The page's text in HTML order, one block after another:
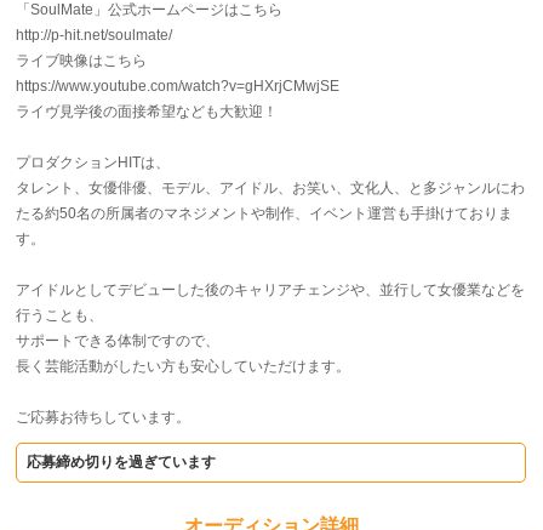
「SoulMate」公式ホームページはこちら
http://p-hit.net/soulmate/
ライブ映像はこちら
https://www.youtube.com/watch?v=gHXrjCMwjSE
ライヴ見学後の面接希望なども大歓迎！
プロダクションHITは、
タレント、女優俳優、モデル、アイドル、お笑い、文化人、と多ジャンルにわ
たる約50名の所属者のマネジメントや制作、イベント運営も手掛けておりま
す。
アイドルとしてデビューした後のキャリアチェンジや、並行して女優業などを
行うことも、
サポートできる体制ですので、
長く芸能活動がしたい方も安心していただけます。
ご応募お待ちしています。
応募締め切りを過ぎています
オーディション詳細